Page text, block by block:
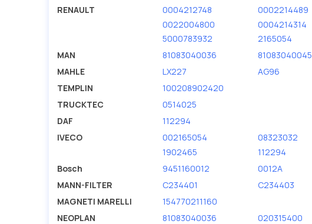
RENAULT
0004212748 0002214489
0022004800
0004214314
5000783932
2165054
MAN
81083040036 81083040045
MAHLE
LX227 AG96
TEMPLIN
100208902420
TRUCKTEC
0514025
DAF
112294
IVECO
002165054 08323032
1902465
112294
Bosch
9451160012 0012A
MANN-FILTER
C234401 C234403
MAGNETI MARELLI
154770211160
NEOPLAN
81083040036 020315400